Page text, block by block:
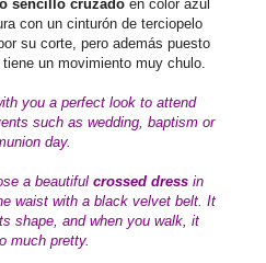
sencillo cruzadoen color azul
con un cinturón de terciopelo
su corte, pero además puesto
un movimiento muy chulo.
you a perfect look to attend
such as wedding, baptism or
day.
a beautiful crossed dress in
waist with a black velvet belt. It
shape, and when you walk, it
much pretty.